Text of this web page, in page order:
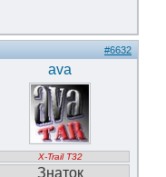
#6632
ava
X-Trail T32
Знаток